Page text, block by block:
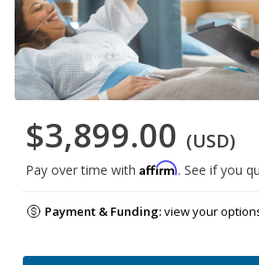
$3,899.00 (USD)
Pay over time with Affirm. See if you
Payment & Funding:view your